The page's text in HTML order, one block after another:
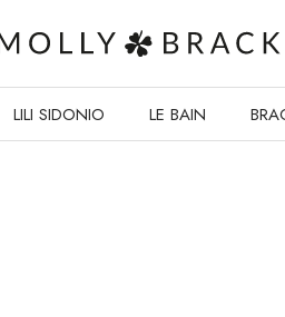
LILI SIDONIO LE BAIN